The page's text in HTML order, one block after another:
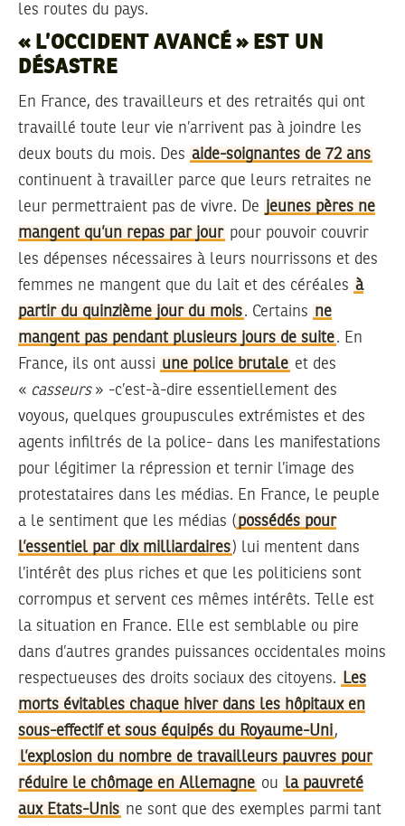
les routes du pays.
« L’OCCIDENT AVANCÉ » EST UN
DÉSASTRE
En France, des travailleurs et des retraités qui ont
travaillé toute leur vie n’arrivent pas à joindre les
deux bouts du mois. Des aide-soignantes de 72 ans
continuent à travailler parce que leurs retraites ne
leur permettraient pas de vivre. De jeunes pères ne
mangent qu’un repas par jour pour pouvoir couvrir
les dépenses nécessaires à leurs nourrissons et des
femmes ne mangent que du lait et des céréales à
partir du quinzième jour du mois. Certains ne
mangent pas pendant plusieurs jours de suite. En
France, ils ont aussi une police brutale et des
« casseurs» -c’est-à-dire essentiellement des
voyous, quelques groupuscules extrémistes et des
agents infiltrés de la police- dans les manifestations
pour légitimer la répression et ternir l’image des
protestataires dans les médias. En France, le peuple
a le sentiment que les médias ( possédés pour
l’essentiel par dix milliardaires) lui mentent dans
l’intérêt des plus riches et que les politiciens sont
corrompus et servent ces mêmes intérêts. Telle est
la situation en France. Elle est semblable ou pire
dans d’autres grandes puissances occidentales moins
respectueuses des droits sociaux des citoyens.
Les
morts évitables chaque hiver dans les hôpitaux en
sous-effectif et sous équipés du Royaume-Uni,
l’explosion du nombre de travailleurs pauvres pour
réduire le chômage en Allemagne ou la pauvreté
aux Etats-Unis ne sont que des exemples parmi tant